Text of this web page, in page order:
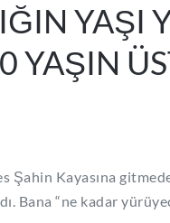
YAŞI
YAŞIN
Şahin Kayasına
Bana “ne kadar